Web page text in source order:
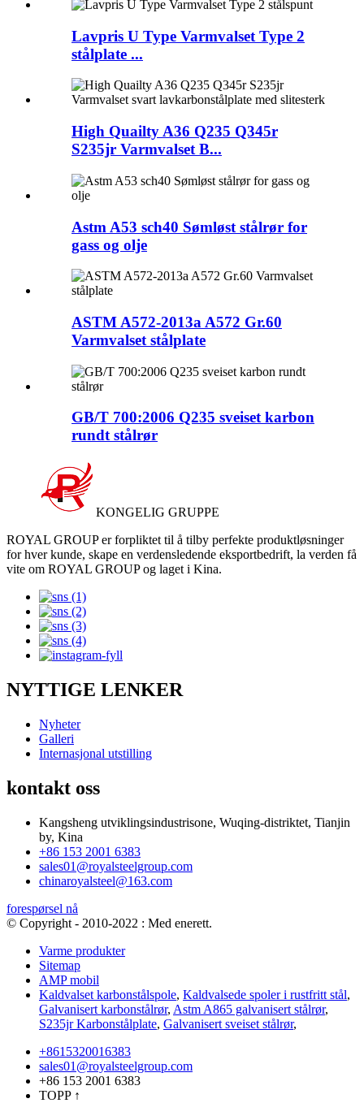
Lavpris U Type Varmvalset Type 2
stålplate ...
High Quailty A36 Q235 Q345r
S235jr Varmvalset B...
Astm A53 sch40 Sømløst stålrør for
gass og olje
ASTM A572-2013a A572 Gr.60
Varmvalset stålplate
GB/T 700:2006 Q235 sveiset karbon
rundt stålrør
KONGELIG GRUPPE
ROYAL GROUP er forpliktet til å tilby perfekte produktløsninger
for hver kunde, skape en verdensledende eksportbedrift, la verden få
vite om ROYAL GROUP og laget i Kina.
NYTTIGE LENKER
Nyheter
Galleri
Internasjonal utstilling
kontakt oss
Kangsheng utviklingsindustrisone, Wuqing-distriktet, Tianjin
by, Kina
+86 153 2001 6383
sales01@royalsteelgroup.com
chinaroyalsteel@163.com
forespørsel nå
© Copyright - 2010-2022 : Med enerett.
Varme produkter
Sitemap
AMP mobil
Kaldvalset karbonstålspole, Kaldvalsede spoler i rustfritt stål,
Galvanisert karbonstålrør, Astm A865 galvanisert stålrør,
S235jr Karbonstålplate, Galvanisert sveiset stålrør,
+8615320016383
sales01@royalsteelgroup.com
+86 153 2001 6383
TOPP ↑